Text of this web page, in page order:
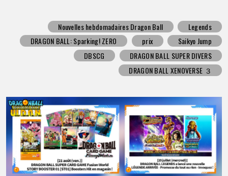
Nouvelles hebdomadaires Dragon Ball
Legends
DRAGON BALL: Sparking! ZERO
prix
Saikyo Jump
DBSCG
DRAGON BALL SUPER DIVERS
DRAGON BALL XENOVERSE ３